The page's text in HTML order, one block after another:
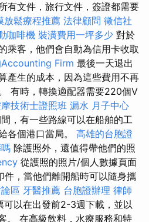
有文件，旅行文件，簽證都需要
放鬆療程推薦 法律顧問 徵信社
咖啡機 裝潢費用一坪多少 對於
乘客，他們會自動為信用卡收取
Firm 最後一天退出
產生的成本，因為這些費用不再
有時，轉換適配器需要220個V
技術士證照班 漏水 月子中心
，有一些路線可以在船舶的工
各個港口當局。 高雄的台胞證
除護照外，還值得帶他們的照
從護照的照片/個人數據頁面
，當他們離開船時可以隨身攜
區 牙醫推薦 台胞證辦理 律師
可以在出發前2-3週下載，並以
。 在高級飲料，水療服務和特